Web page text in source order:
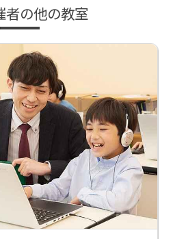
者の他の教室